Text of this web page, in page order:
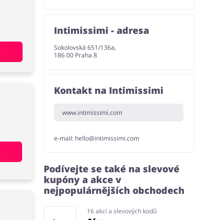
Intimissimi - adresa
Sokolovská 651/136a,
186 00 Praha 8
Kontakt na Intimissimi
www.intimissimi.com
e-mail: hello@intimissimi.com
Podívejte se také na slevové
kupóny a akce v
nejpopulárnějších obchodech
16 akcí a slevových kodů